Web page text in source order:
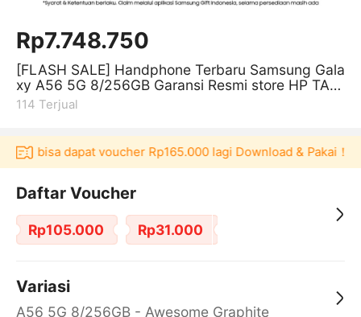
Rp7.748.750
[FLASH SALE] Handphone Terbaru Samsung Gala
xy A56 5G 8/256GB Garansi Resmi store HP TAN
PA DP
114 Terjual
bisa dapat voucher Rp165.000 lagi Download & Pakai！
Daftar Voucher
Rp105.000 Rp31.000
Variasi
A56 5G 8/256GB - Awesome Graphite